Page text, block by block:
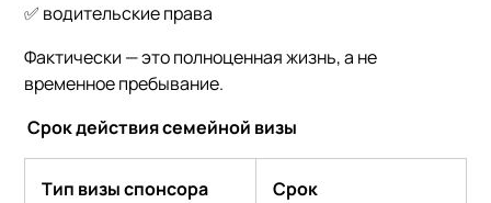
✅ водительские права
Фактически — это полноценная жизнь, а не
временное пребывание.
Срок действия семейной визы
Тип визы спонсора Срок